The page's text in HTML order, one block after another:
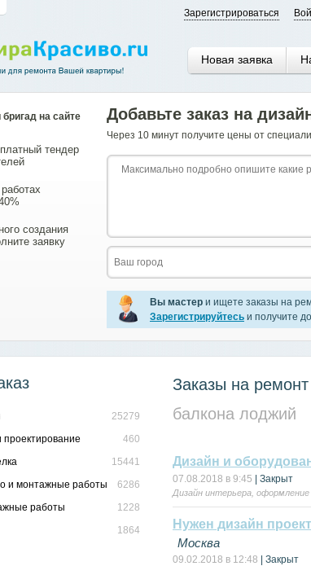
Зарегистрироваться
Новая заявка
на сайте
тендер
создания
заявку
Добавьте заказ на
Через 10 минут получите цены от
Вы мастер и ищете заказы на
Зарегистрируйтесь и получите
25279
проектирование
460
15441
и монтажные работы
6286
работы
1228
1864
Заказы на ремонт
балкона лоджий
Дизайн и
07.08.2018 в 9:45 | Закрыт
Дизайн интерьера, оформление
Нужен дизайн
Москва
09.02.2018 в 12:48 | Закрыт